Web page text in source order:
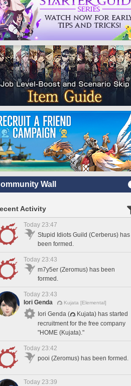
Wall
Activity
Today 23:47
Stupid Idiots Guild (Cerberus) has
been formed.
Today 23:43
m7y5er (Zeromus) has been
formed.
Today 23:43
Iori Genda
Kujata [Elemental]
Iori Genda (
Kujata) has started
recruitment for the free company
"HOME (Kujata)."
Today 23:42
pooi (Zeromus) has been formed.
Today 23:39